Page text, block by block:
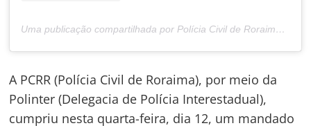
Uma publicação compartilhada por Polícia Civil de Roraima (@policiacivilderoraima)
A PCRR (Polícia Civil de Roraima), por meio da
Polinter (Delegacia de Polícia Interestadual),
cumpriu nesta quarta-feira, dia 12, um mandado